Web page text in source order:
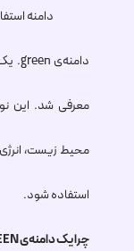
دامنه
دامنه‌ی .green
معرفی شد. این
محیط زیست،
استفاده شود.
چرا یک دامنه‌ی